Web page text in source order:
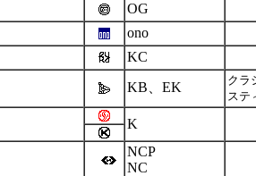
OG
ono
KC
KB、EK
クラ
ステ
K
NCP
NC